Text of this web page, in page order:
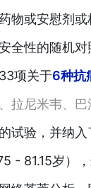
物或安慰剂
全性的随机
项关于6种抗
拉尼米韦、
的试验，并纳
- 81.15岁）